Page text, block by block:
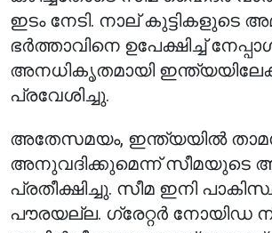
ഇടം നേടി. നാല് കുട്ടികളുടെ
ഭർത്താവിനെ ഉപേക്ഷിച്ച്
അനധികൃതമായി
പ്രവേശിച്ചു.
അതേസമയം, ഇന്ത്യയിൽ
അനുവദിക്കുമെന്ന് സീമയുടെ
പ്രതീക്ഷിച്ചു. സീമ ഇനി
പൗരയല്ല. ഗ്രേറ്റർ നോയിഡ